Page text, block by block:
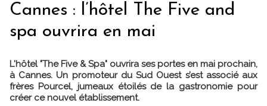
Cannes : l’hôtel The Five and
spa ouvrira en mai
L'hôtel "The Five & Spa" ouvrira ses portes en mai prochain,
à Cannes. Un promoteur du Sud Ouest s’est associé aux
frères Pourcel, jumeaux étoilés de la gastronomie pour
créer ce nouvel établissement.